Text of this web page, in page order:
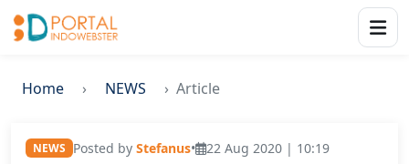
Home NEWS Article
NEWS Posted by Stefanus• 22 Aug 2020 | 10:19